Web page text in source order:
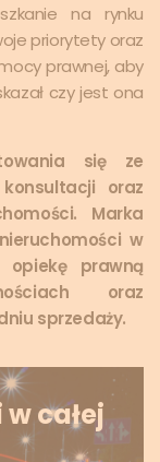
na rynku
priorytety oraz
prawnej, aby
czy jest ona
się ze
oraz
Marka
w
opiekę prawną
oraz
sprzedaży.
całej